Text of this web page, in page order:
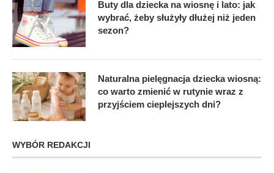
Buty dla dziecka na wiosnę i lato: jak
wybrać, żeby służyły dłużej niż jeden
sezon?
Naturalna pielęgnacja dziecka wiosną:
co warto zmienić w rutynie wraz z
przyjściem cieplejszych dni?
WYBÓR REDAKCJI